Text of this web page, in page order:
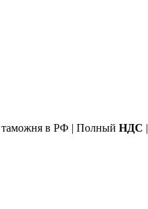
таможня в РФ | Полный НДС